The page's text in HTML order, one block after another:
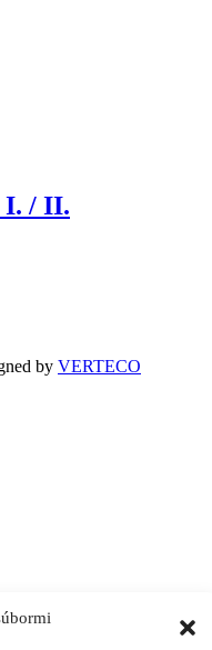
I. / II.
by VERTECO